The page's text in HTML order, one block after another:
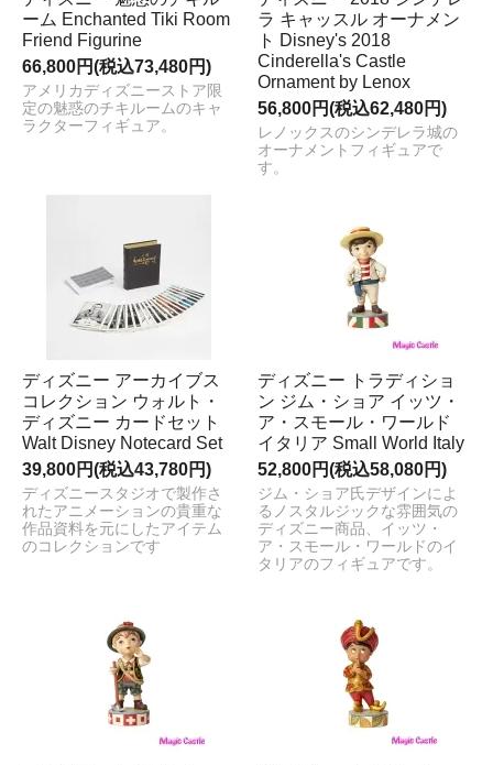
ーム Enchanted Tiki Room
Friend Figurine
66,800円(税込73,480円)
アメリカディズニーストア限
定の魅惑のチキルームのキャ
ラクターフィギュア。
ラ キャッスル オーナメン
ト Disney's 2018
Cinderella's Castle
Ornament by Lenox
56,800円(税込62,480円)
レノックスのシンデレラ城の
オーナメントフィギュアで
す。
ディズニー アーカイブス
コレクション ウォルト・
ディズニー カードセット
Walt Disney Notecard Set
39,800円(税込43,780円)
ディズニースタジオで製作さ
れたアニメーションの貴重な
作品資料を元にしたアイテム
のコレクションです
ディズニー トラディショ
ン ジム・ショア イッツ・
ア・スモール・ワールド
イタリア Small World Italy
52,800円(税込58,080円)
ジム・ショア氏デザインによ
るノスタルジックな雰囲気の
ディズニー商品、イッツ・
ア・スモール・ワールドのイ
タリアのフィギュアです。